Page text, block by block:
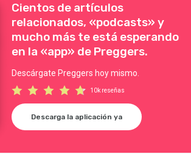
Cientos de artículos
relacionados, «podcasts» y
mucho más te está esperando
en la «app» de Preggers.
Descárgate Preggers hoy mismo.
10k reseñas
Descarga la aplicación ya